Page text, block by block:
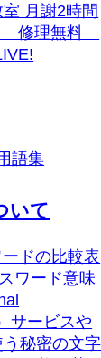
月謝2時間
修理無料
語集
いて
ドの比較表
ワード意味
サービスや
秘密の文字